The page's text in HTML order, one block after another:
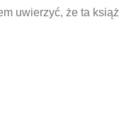
uwierzyć, że ta